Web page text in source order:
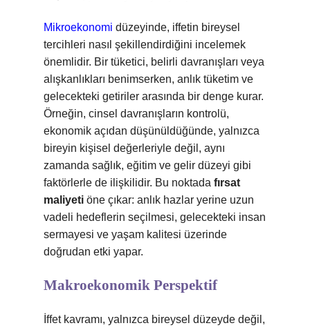
Mikroekonomi düzeyinde, iffetin bireysel
tercihleri nasıl şekillendirdiğini incelemek
önemlidir. Bir tüketici, belirli davranışları veya
alışkanlıkları benimserken, anlık tüketim ve
gelecekteki getiriler arasında bir denge kurar.
Örneğin, cinsel davranışların kontrolü,
ekonomik açıdan düşünüldüğünde, yalnızca
bireyin kişisel değerleriyle değil, aynı
zamanda sağlık, eğitim ve gelir düzeyi gibi
faktörlerle de ilişkilidir. Bu noktada fırsat
maliyeti öne çıkar: anlık hazlar yerine uzun
vadeli hedeflerin seçilmesi, gelecekteki insan
sermayesi ve yaşam kalitesi üzerinde
doğrudan etki yapar.
Makroekonomik Perspektif
İffet kavramı, yalnızca bireysel düzeyde değil,